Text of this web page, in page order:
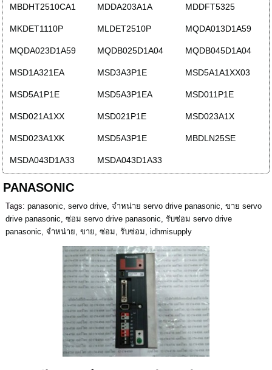
MBDHT2510CA1 MDDA203A1A MDDFT5325
MKDET1110P MLDET2510P MQDA013D1A59
MQDA023D1A59 MQDB025D1A04 MQDB045D1A04
MSD1A321EA MSD3A3P1E MSD5A1A1XX03
MSD5A1P1E MSD5A3P1EA MSD011P1E
MSD021A1XX MSD021P1E MSD023A1X
MSD023A1XK MSD5A3P1E MBDLN25SE
MSDA043D1A33 MSDA043D1A33
PANASONIC
Tags: panasonic servo drive, จำหน่าย servo drive panasonic ขาย servo
drive panasonic ซ่อม servo drive panasonic รับซ่อม servo drive
panasonic จำหน่าย ขาย ซ่อม รับซ่อม idhmisupply